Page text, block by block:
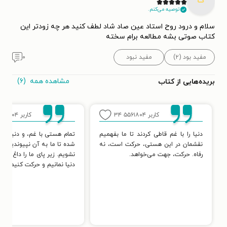
توصیه می‌کنم.
سلام و درود روح استاد عین صاد شاد لطف کنید هر چه زودتر این
کتاب صوتی بشه مطالعه برام سخته
مفید بود (۲) مفید نبود ۰
بریده‌هایی از کتاب مشاهده همه (۶)
کاربر ۵۵۶۱۸۰۴ ۳۴
دنیا را با غم قاطی کردند تا ما بفهمیم
نقشمان در این هستی، حرکت است، نه
رفاه. حرکت، جهت می‌خواهد.
کاربر ۵۵۶۱۸۰۴
تمام هستی با غم، و دنیا با
شده تا ما به آن نپیوندیم
نشویم. زیر پای ما را داغ
دنیا نمانیم و حرکت کنیم.